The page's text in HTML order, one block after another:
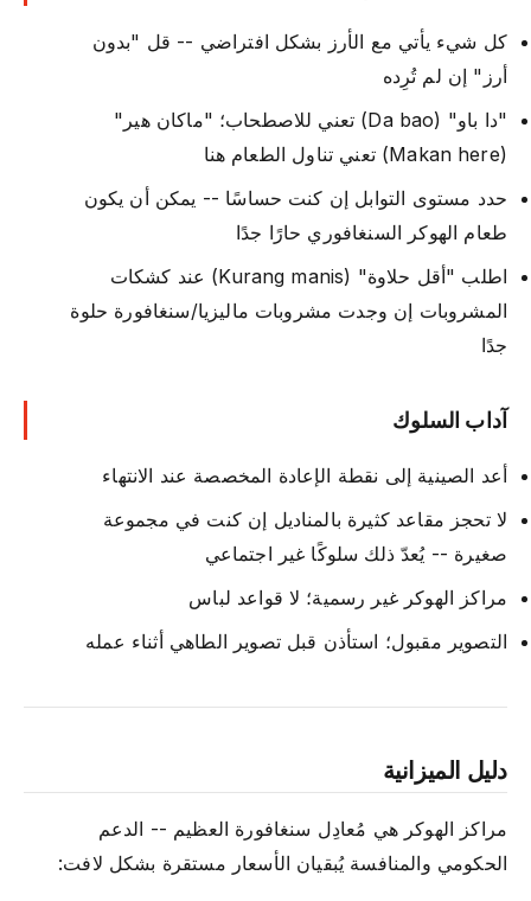
كل شيء يأتي مع الأرز بشكل افتراضي -- قل "بدون
أرز" إن لم تُرِده
"دا باو" (Da bao) تعني للاصطحاب؛ "ماكان هير"
(Makan here) تعني تناول الطعام هنا
حدد مستوى التوابل إن كنت حساسًا -- يمكن أن يكون
طعام الهوكر السنغافوري حارًا جدًا
اطلب "أقل حلاوة" (Kurang manis) عند كشكات
المشروبات إن وجدت مشروبات ماليزيا/سنغافورة حلوة
جدًا
آداب السلوك
أعد الصينية إلى نقطة الإعادة المخصصة عند الانتهاء
لا تحجز مقاعد كثيرة بالمناديل إن كنت في مجموعة
صغيرة -- يُعدّ ذلك سلوكًا غير اجتماعي
مراكز الهوكر غير رسمية؛ لا قواعد لباس
التصوير مقبول؛ استأذن قبل تصوير الطاهي أثناء عمله
دليل الميزانية
مراكز الهوكر هي مُعادِل سنغافورة العظيم -- الدعم
الحكومي والمنافسة يُبقيان الأسعار مستقرة بشكل لافت: